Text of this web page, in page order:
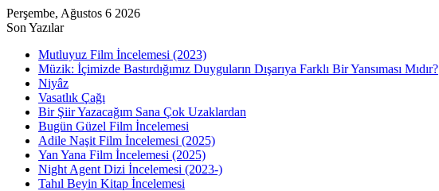
Perşembe, Ağustos 6 2026
Son Yazılar
Mutluyuz Film İncelemesi (2023)
Müzik: İçimizde Bastırdığımız Duyguların Dışarıya Farklı Bir Yansıması Mıdır?
Niyâz
Vasatlık Çağı
Bir Şiir Yazacağım Sana Çok Uzaklardan
Bugün Güzel Film İncelemesi
Adile Naşit Film İncelemesi (2025)
Yan Yana Film İncelemesi (2025)
Night Agent Dizi İncelemesi (2023-)
Tahıl Beyin Kitap İncelemesi